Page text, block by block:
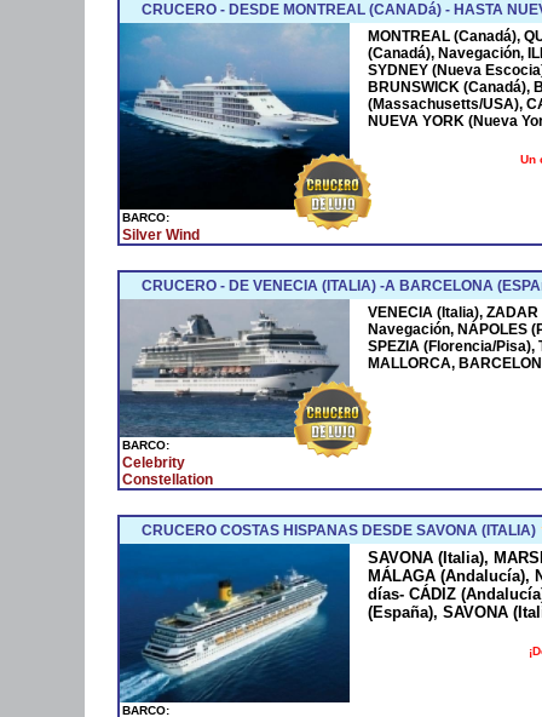
CRUCERO - DESDE MONTREAL (CANADá) - HASTA
BARCO:
Silver Wind
MONTREAL (Canadá),
(Canadá), Navegación,
SYDNEY (Nueva
BRUNSWICK (Canadá),
(Massachusetts/USA),
NUEVA YORK (Nueva
Un
CRUCERO - DE VENECIA (ITALIA) -A BARCELONA
BARCO:
Celebrity
Constellation
VENECIA (Italia),
Navegación, NÁPOLES
SPEZIA (Florencia/Pisa),
MALLORCA,
CRUCERO COSTAS HISPANAS DESDE SAVONA (ITALIA)
BARCO:
SAVONA (Italia),
MÁLAGA (Andalucía),
días- CÁDIZ
(España), SAVONA